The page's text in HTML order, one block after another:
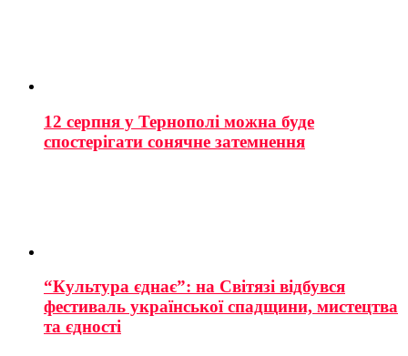
12 серпня у Тернополі можна буде
спостерігати сонячне затемнення
“Культура єднає”: на Світязі відбувся
фестиваль української спадщини, мистецтва
та єдності